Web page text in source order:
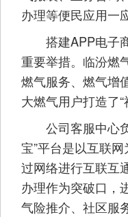
办理等便民应用一
搭建APP电子商
重要举措。临汾燃
燃气服务、燃气增
大燃气用户打造了“
公司客服中心负
宝”平台是以互联
过网络进行互联互
办理作为突破口，
气险推介、社区服